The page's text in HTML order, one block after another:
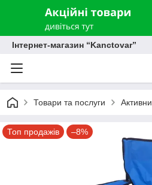
Інтернет-магазин “Kanctovar”
Товари та послуги
Топ продажів –8%